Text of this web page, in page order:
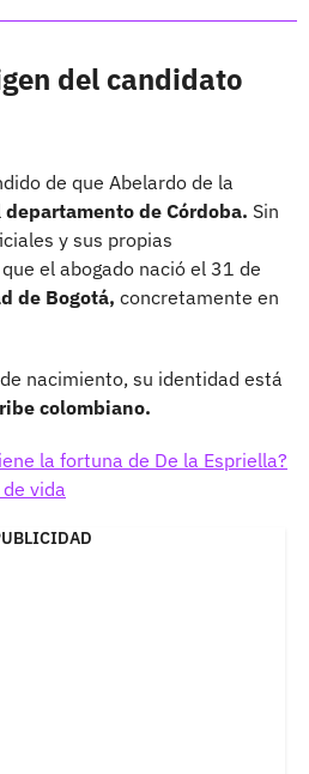
del candidato
de que Abelardo de la
departamento de Córdoba. Sin
y sus propias
el abogado nació el 31 de
de Bogotá, concretamente en
nacimiento, su identidad está
colombiano.
la fortuna de De la Espriella?
vida